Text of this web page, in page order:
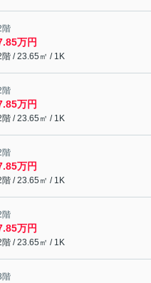
階
万円
階 / 23.65㎡ / 1K
階
万円
階 / 23.65㎡ / 1K
階
万円
階 / 23.65㎡ / 1K
階
万円
階 / 23.65㎡ / 1K
階